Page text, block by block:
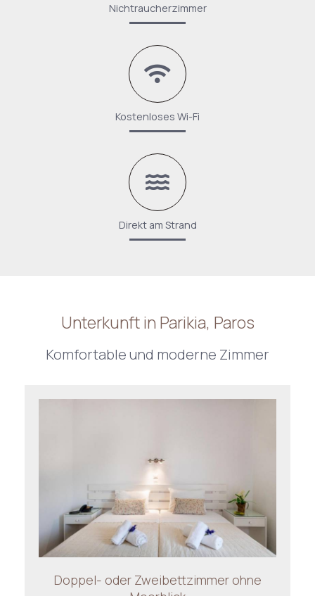
Nichtraucherzimmer
Kostenloses Wi-Fi
Direkt am Strand
Unterkunft in Parikia, Paros
Komfortable und moderne Zimmer
Doppel- oder Zweibettzimmer ohne